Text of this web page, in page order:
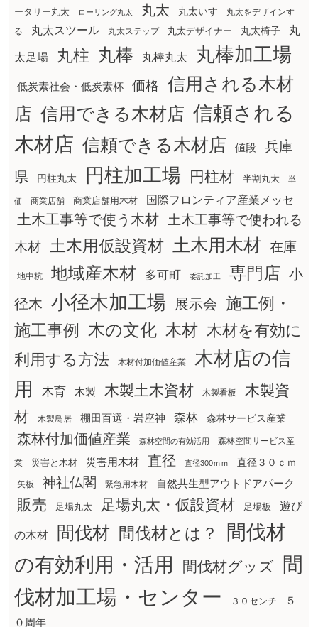
ータリー丸太
ローリング丸太 丸太 丸太いす
丸太をデザインす
る
丸太スツール 丸太ステップ 丸太デザイナー 丸太椅子 丸
太足場 丸柱 丸棒 丸棒丸太 丸棒加工場
低炭素社会・低炭素杯 価格
信用される木材
店 信用できる木材店 信頼される
木材店 信頼できる木材店 値段
兵庫
県
円柱丸太 円柱加工場 円柱材 半割丸太 単
価 商業店舗 商業店舗用木材 国際フロンティア産業メッセ
土木工事等で使う木材
土木工事等で使われる
木材
土木用仮設資材 土木用木材 在庫
地中杭 地域産木材 多可町 委託加工 専門店 小
径木 小径木加工場 展示会 施工例・
施工事例
木の文化 木材 木材を有効に
利用する方法
木材付加価値産業
木材店の信
用
木育 木製 木製土木資材 木製看板
木製資
材
木製鳥居 棚田百選・岩座神 森林 森林サービス産業
森林付加価値産業 森林空間の有効活用 森林空間サービス産
業 災害と木材 災害用木材 直径 直径300ｍｍ 直径３０ｃｍ
矢板 神社仏閣 緊急用木材 自然共生型アウトドアパーク
販売 足場丸太 足場丸太・仮設資材 足場板 遊び
の木材 間伐材 間伐材とは？
間伐材
の有効利用・活用
間伐材グッズ
間
伐材加工場・センター
３０センチ
５
０周年